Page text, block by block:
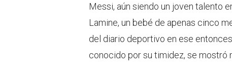
Messi, aún siendo un joven talento
Lamine, un bebé de apenas cinco
del diario deportivo en ese
conocido por su timidez, se mostró